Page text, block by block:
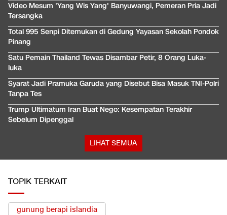
Video Mesum 'Yang Wis Yang' Banyuwangi, Pemeran Pria Jadi
Tersangka
Total 995 Senpi Ditemukan di Gedung Yayasan Sekolah Pondok
Pinang
Satu Pemain Thailand Tewas Disambar Petir, 8 Orang Luka-
luka
Syarat Jadi Pramuka Garuda yang Disebut Bisa Masuk TNI-Polri
Tanpa Tes
Trump Ultimatum Iran Buat Nego: Kesempatan Terakhir
Sebelum Dipenggal
LIHAT SEMUA
TOPIK TERKAIT
gunung berapi islandia